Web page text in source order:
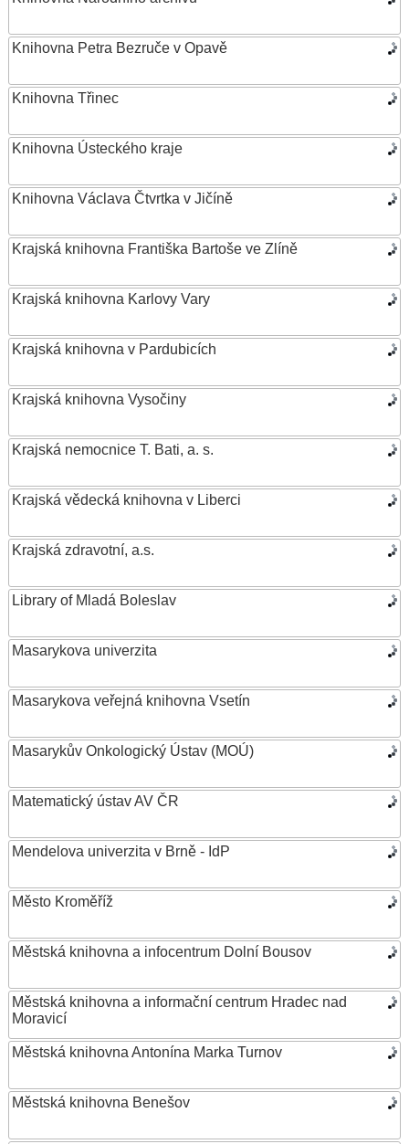
Knihovna Petra Bezruče v Opavě
Knihovna Třinec
Knihovna Ústeckého kraje
Knihovna Václava Čtvrtka v Jičíně
Krajská knihovna Františka Bartoše ve Zlíně
Krajská knihovna Karlovy Vary
Krajská knihovna v Pardubicích
Krajská knihovna Vysočiny
Krajská nemocnice T. Bati, a. s.
Krajská vědecká knihovna v Liberci
Krajská zdravotní, a.s.
Library of Mladá Boleslav
Masarykova univerzita
Masarykova veřejná knihovna Vsetín
Masarykův Onkologický Ústav (MOÚ)
Matematický ústav AV ČR
Mendelova univerzita v Brně - IdP
Město Kroměříž
Městská knihovna a infocentrum Dolní Bousov
Městská knihovna a informační centrum Hradec nad
Moravicí
Městská knihovna Antonína Marka Turnov
Městská knihovna Benešov